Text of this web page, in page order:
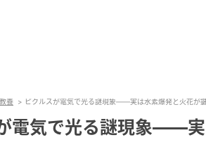
養 ピクルスが電気で光る謎現象――実は水素爆発と火花が
電気で光る謎現象――